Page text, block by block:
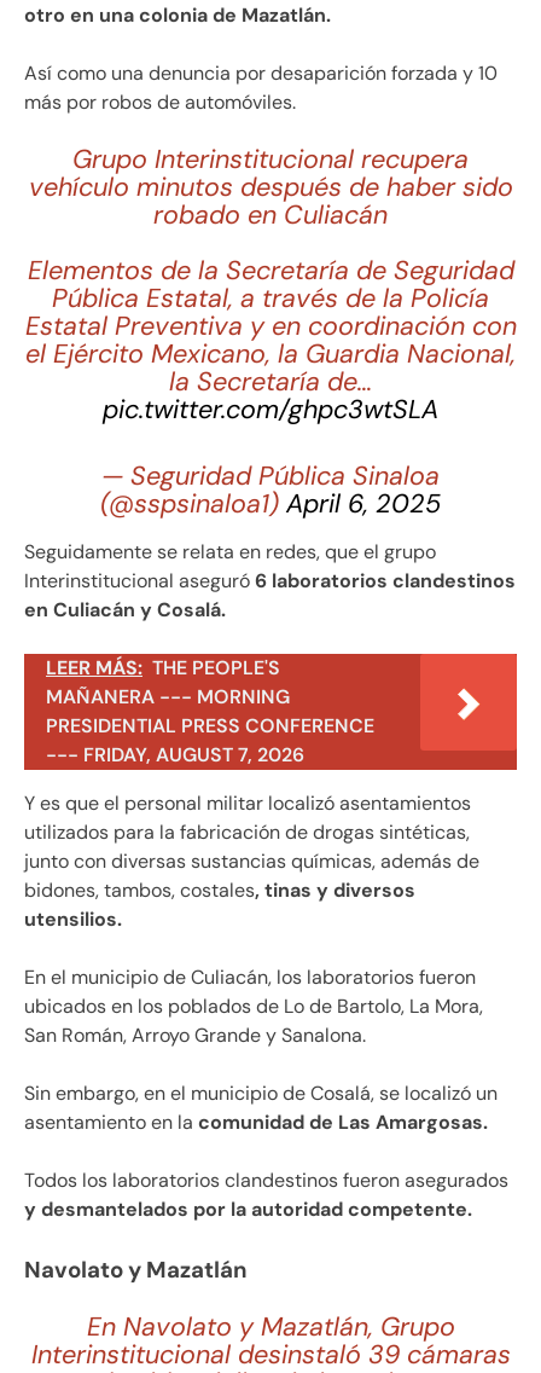
otro en una colonia de Mazatlán.
Así como una denuncia por desaparición forzada y 10
más por robos de automóviles.
Grupo Interinstitucional recupera
vehículo minutos después de haber sido
robado en Culiacán
Elementos de la Secretaría de Seguridad
Pública Estatal, a través de la Policía
Estatal Preventiva y en coordinación con
el Ejército Mexicano, la Guardia Nacional,
la Secretaría de…
pic.twitter.com/ghpc3wtSLA
— Seguridad Pública Sinaloa
(@sspsinaloa1) April 6, 2025
Seguidamente se relata en redes, que el grupo
Interinstitucional aseguró6 laboratorios clandestinos
en Culiacán y Cosalá.
LEER MÁS: THE PEOPLE'S
MAÑANERA --- MORNING
PRESIDENTIAL PRESS CONFERENCE
--- FRIDAY, AUGUST 7, 2026
Y es que el personal militar localizó asentamientos
utilizados para la fabricación de drogas sintéticas,
junto con diversas sustancias químicas, además de
bidones, tambos, costales, tinas y diversos
utensilios.
En el municipio de Culiacán, los laboratorios fueron
ubicados en los poblados de Lo de Bartolo, La Mora,
San Román, Arroyo Grande y Sanalona.
Sin embargo, en el municipio de Cosalá, se localizó un
asentamiento en la comunidad de Las Amargosas.
Todos los laboratorios clandestinos fueron asegurados
y desmantelados por la autoridad competente.
Navolato y Mazatlán
En Navolato y Mazatlán, Grupo
Interinstitucional desinstaló 39 cámaras